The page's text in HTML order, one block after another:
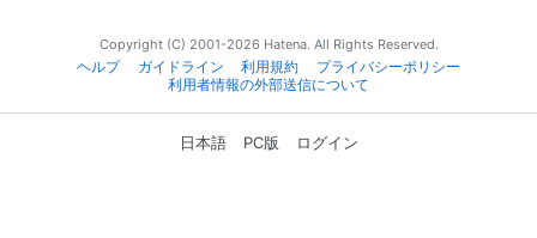
Copyright (C) 2001-2026 Hatena. All Rights Reserved.
ヘルプ
ガイドライン 利用規約
プライバシーポリシー
利用者情報の外部送信について
日本語 PC版 ログイン